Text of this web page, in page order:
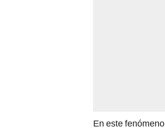
En este